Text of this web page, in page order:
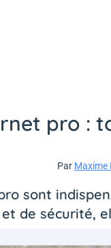
pro :
Par Maxime
sont
de sécurité,